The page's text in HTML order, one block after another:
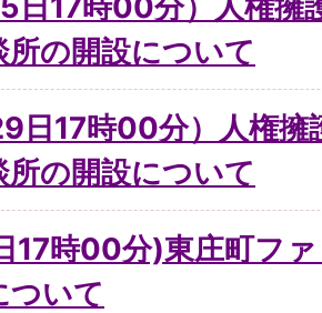
所の開設について
日17時00分）人権
所の開設について
17時00分)東庄町フ
ついて